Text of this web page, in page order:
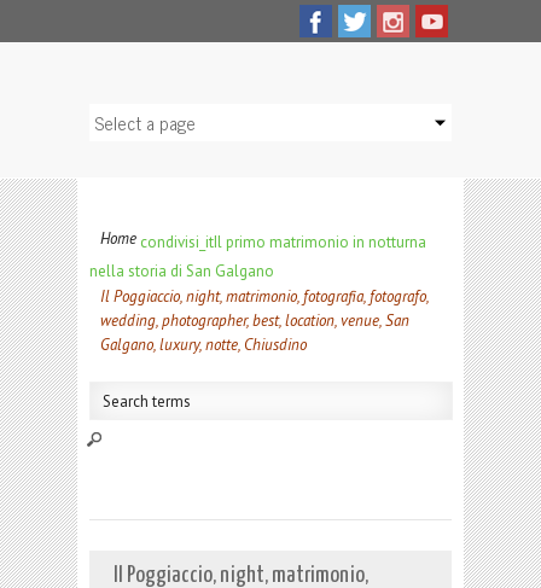
Home condivisi_itIl primo matrimonio in notturna
nella storia di San Galgano
Il Poggiaccio, night, matrimonio, fotografia, fotografo,
wedding, photographer, best, location, venue, San
Galgano, luxury, notte, Chiusdino
Il Poggiaccio, night, matrimonio,